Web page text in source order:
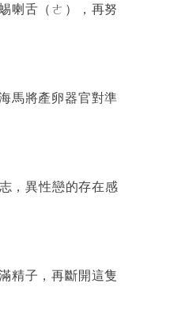
喇舌（ㄜ），再努
馬將產卵器官對準
，異性戀的存在感
精子，再斷開這隻